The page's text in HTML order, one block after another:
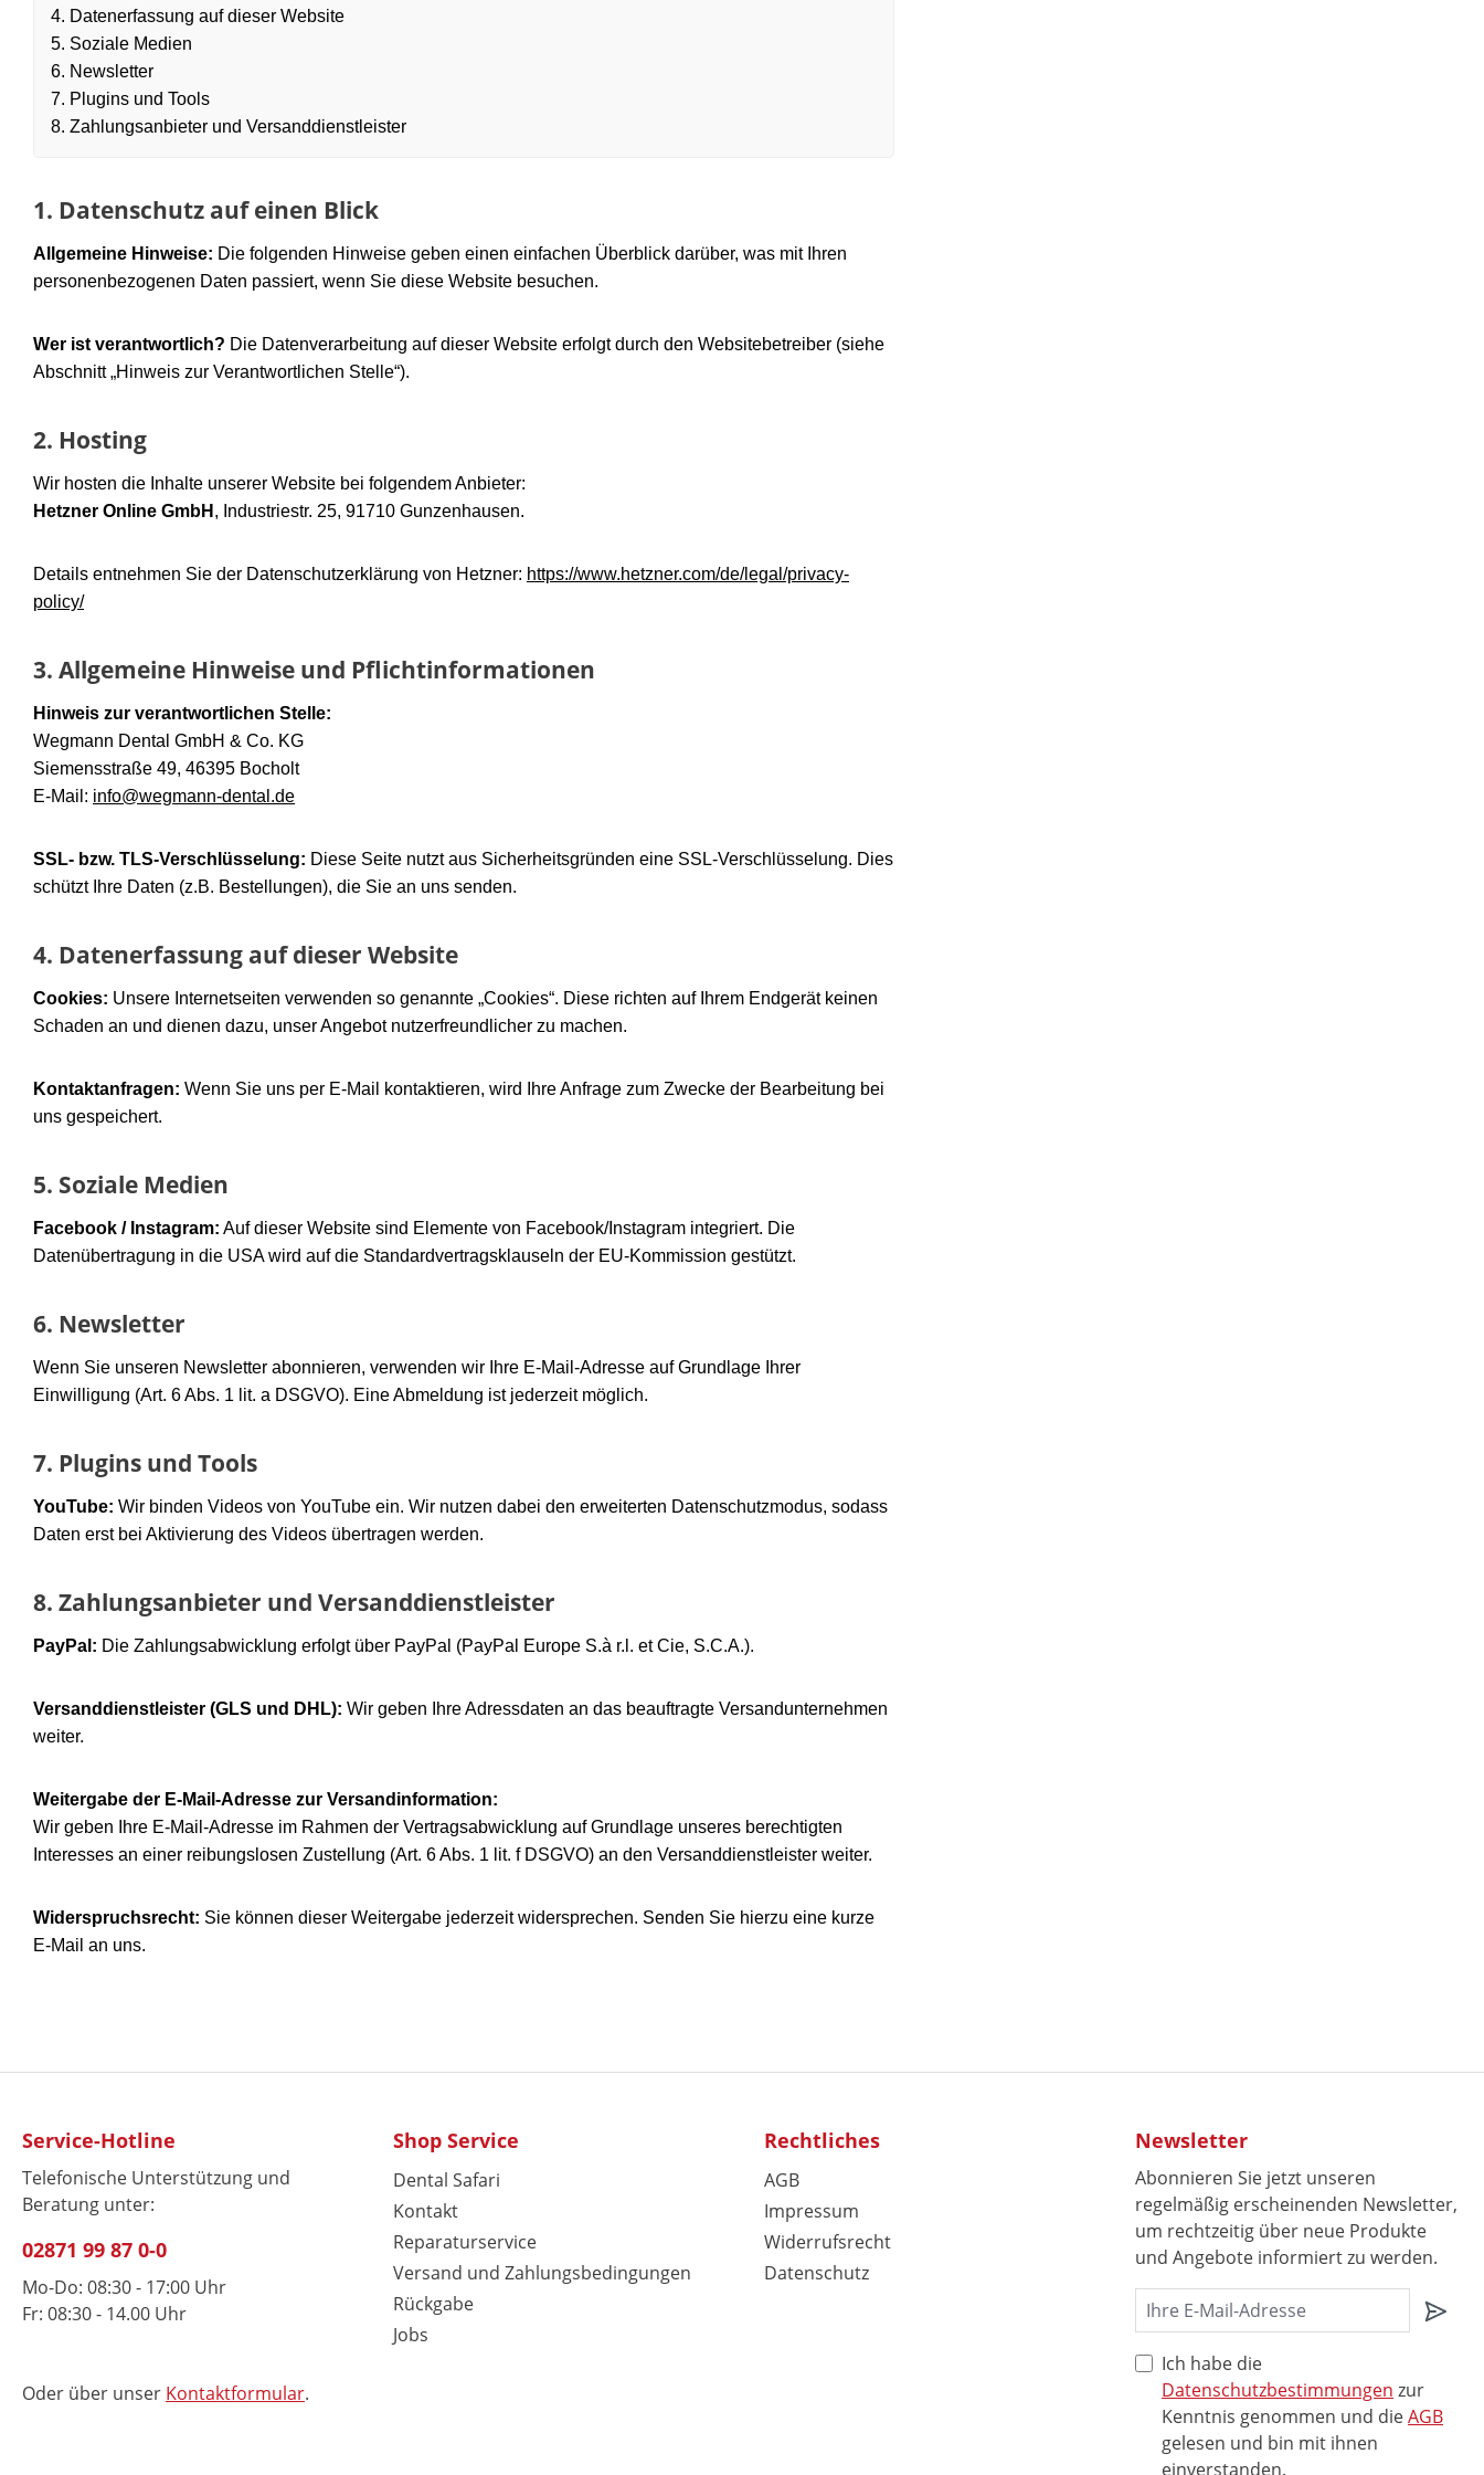
4. Datenerfassung auf dieser Website
5. Soziale Medien
6. Newsletter
7. Plugins und Tools
8. Zahlungsanbieter und Versanddienstleister
1. Datenschutz auf einen Blick
Allgemeine Hinweise: Die folgenden Hinweise geben einen einfachen Überblick darüber, was mit Ihren
personenbezogenen Daten passiert, wenn Sie diese Website besuchen.
Wer ist verantwortlich? Die Datenverarbeitung auf dieser Website erfolgt durch den Websitebetreiber (siehe
Abschnitt „Hinweis zur Verantwortlichen Stelle“).
2. Hosting
Wir hosten die Inhalte unserer Website bei folgendem Anbieter:
Hetzner Online GmbH , Industriestr. 25, 91710 Gunzenhausen.
Details entnehmen Sie der Datenschutzerklärung von Hetzner: https://www.hetzner.com/de/legal/privacy-
policy/
3. Allgemeine Hinweise und Pflichtinformationen
Hinweis zur verantwortlichen Stelle:
Wegmann Dental GmbH & Co. KG
Siemensstraße 49, 46395 Bocholt
E-Mail: info@wegmann-dental.de
SSL- bzw. TLS-Verschlüsselung: Diese Seite nutzt aus Sicherheitsgründen eine SSL-Verschlüsselung. Dies
schützt Ihre Daten (z.B. Bestellungen), die Sie an uns senden.
4. Datenerfassung auf dieser Website
Cookies: Unsere Internetseiten verwenden so genannte „Cookies“. Diese richten auf Ihrem Endgerät keinen
Schaden an und dienen dazu, unser Angebot nutzerfreundlicher zu machen.
Kontaktanfragen: Wenn Sie uns per E-Mail kontaktieren, wird Ihre Anfrage zum Zwecke der Bearbeitung bei
uns gespeichert.
5. Soziale Medien
Facebook / Instagram: Auf dieser Website sind Elemente von Facebook/Instagram integriert. Die
Datenübertragung in die USA wird auf die Standardvertragsklauseln der EU-Kommission gestützt.
6. Newsletter
Wenn Sie unseren Newsletter abonnieren, verwenden wir Ihre E-Mail-Adresse auf Grundlage Ihrer
Einwilligung (Art. 6 Abs. 1 lit. a DSGVO). Eine Abmeldung ist jederzeit möglich.
7. Plugins und Tools
YouTube: Wir binden Videos von YouTube ein. Wir nutzen dabei den erweiterten Datenschutzmodus, sodass
Daten erst bei Aktivierung des Videos übertragen werden.
8. Zahlungsanbieter und Versanddienstleister
PayPal: Die Zahlungsabwicklung erfolgt über PayPal (PayPal Europe S.à r.l. et Cie, S.C.A.).
Versanddienstleister (GLS und DHL): Wir geben Ihre Adressdaten an das beauftragte Versandunternehmen
weiter.
Weitergabe der E-Mail-Adresse zur Versandinformation:
Wir geben Ihre E-Mail-Adresse im Rahmen der Vertragsabwicklung auf Grundlage unseres berechtigten
Interesses an einer reibungslosen Zustellung (Art. 6 Abs. 1 lit. f DSGVO) an den Versanddienstleister weiter.
Widerspruchsrecht: Sie können dieser Weitergabe jederzeit widersprechen. Senden Sie hierzu eine kurze
E-Mail an uns.
Service-Hotline
Telefonische Unterstützung und
Beratung unter:
02871 99 87 0-0
Mo-Do: 08:30 - 17:00 Uhr
Fr: 08:30 - 14.00 Uhr
Oder über unser Kontaktformular.
Shop Service
Dental Safari
Kontakt
Reparaturservice
Versand und Zahlungsbedingungen
Rückgabe
Jobs
Rechtliches
AGB
Impressum
Widerrufsrecht
Datenschutz
Newsletter
Abonnieren Sie jetzt unseren
regelmäßig erscheinenden Newsletter,
um rechtzeitig über neue Produkte
und Angebote informiert zu werden.
Ich habe die
Datenschutzbestimmungen zur
Kenntnis genommen und dieAGB
gelesen und bin mit ihnen
einverstanden.